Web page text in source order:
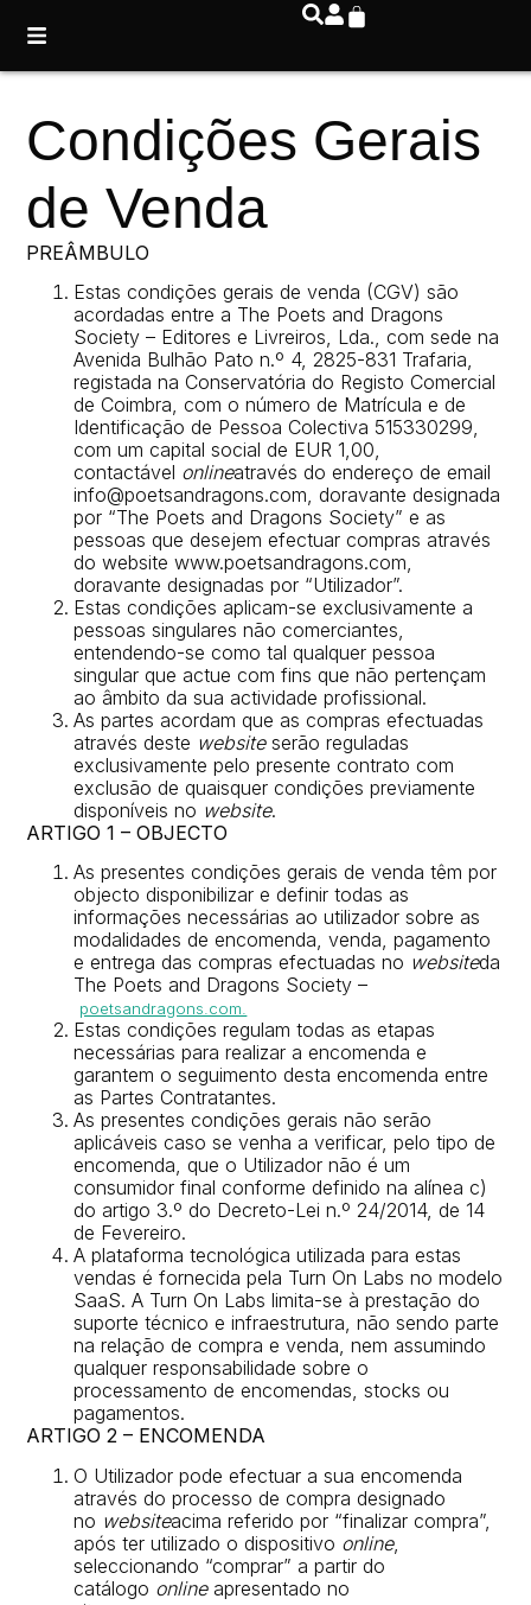
Condições Gerais
de Venda
PREÂMBULO
Estas condições gerais de venda (CGV) são
acordadas entre a The Poets and Dragons
Society – Editores e Livreiros, Lda., com sede na
Avenida Bulhão Pato n.º 4, 2825-831 Trafaria,
registada na Conservatória do Registo Comercial
de Coimbra, com o número de Matrícula e de
Identificação de Pessoa Colectiva 515330299,
com um capital social de EUR 1,00,
contactável onlineatravés do endereço de email
info@poetsandragons.com, doravante designada
por “The Poets and Dragons Society” e as
pessoas que desejem efectuar compras através
do website www.poetsandragons.com,
doravante designadas por “Utilizador”.
Estas condições aplicam-se exclusivamente a
pessoas singulares não comerciantes,
entendendo-se como tal qualquer pessoa
singular que actue com fins que não pertençam
ao âmbito da sua actividade profissional.
As partes acordam que as compras efectuadas
através deste websiteserão reguladas
exclusivamente pelo presente contrato com
exclusão de quaisquer condições previamente
disponíveis no website.
ARTIGO 1 – OBJECTO
As presentes condições gerais de venda têm por
objecto disponibilizar e definir todas as
informações necessárias ao utilizador sobre as
modalidades de encomenda, venda, pagamento
e entrega das compras efectuadas no websiteda
The Poets and Dragons Society –
poetsandragons.com.
Estas condições regulam todas as etapas
necessárias para realizar a encomenda e
garantem o seguimento desta encomenda entre
as Partes Contratantes.
As presentes condições gerais não serão
aplicáveis caso se venha a verificar, pelo tipo de
encomenda, que o Utilizador não é um
consumidor final conforme definido na alínea c)
do artigo 3.º do Decreto-Lei n.º 24/2014, de 14
de Fevereiro.
A plataforma tecnológica utilizada para estas
vendas é fornecida pela Turn On Labs no modelo
SaaS. A Turn On Labs limita-se à prestação do
suporte técnico e infraestrutura, não sendo parte
na relação de compra e venda, nem assumindo
qualquer responsabilidade sobre o
processamento de encomendas, stocks ou
pagamentos.
ARTIGO 2 – ENCOMENDA
O Utilizador pode efectuar a sua encomenda
através do processo de compra designado
no websiteacima referido por “finalizar compra”,
após ter utilizado o dispositivo online,
seleccionando “comprar” a partir do
catálogo onlineapresentado no